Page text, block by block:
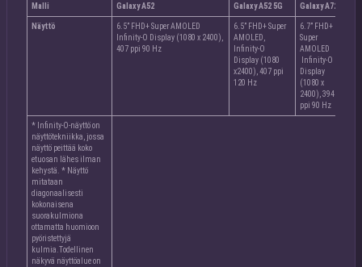
Malli Galaxy A52 Galaxy A52 5G Galaxy A72
Näyttö
6.5” FHD+ Super AMOLED
Infinity-O Display (1080 x 2400),
407 ppi 90 Hz
6.5” FHD+ Super
AMOLED,
Infinity-O
Display (1080
x2400), 407 ppi
120 Hz
6.7” FHD+
Super
AMOLED
Infinity-O
Display
(1080 x
2400), 394
ppi 90 Hz
* Infinity-O-näyttö on
näyttötekniikka, jossa
näyttö peittää koko
etuosan lähes ilman
kehystä. * Näyttö
mitataan
diagonaalisesti
kokonaisena
suorakulmiona
ottamatta huomioon
pyöristettyjä
kulmia.Todellinen
näkyvä näyttöalue on